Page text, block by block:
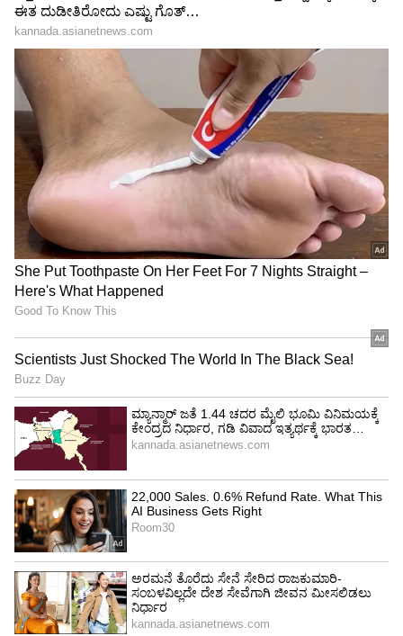
Haveri: ಶಿಗ್ಗಾವಿಯ ಟಾಕೀಸ್‌ನಲ್ಲಿ ಫೈರಿಂಗ್ ಪ್ರಕರಣ:
ಆರೋಪಿಯನ್ನು ಬಂಧಿಸದಿದ್ದರೆ ಬೀದಿಗಿಳಿದು ಹೋರಾಟ
ಈ ವೇಳೆ ಸಂಪುಟ ವಿಸ್ತರಣೆಗೆ ಗ್ರೀನ್ ಸಿಗ್ನಲ್ ತೆಗೆದುಕೊಂಡು
ಬರುವ ಸಾಧ್ಯತೆಗಳಿವೆ. ಮೇ 3 ರಂದು ಕೇಂದ್ರ ಗೃಹ ಸಚಿವ
ಅಮಿತ್ ಶಾ ಅವರು ರಾಜ್ಯಕ್ಕೆ ಭೇಟಿ ನೀಡಿದ ಸಂದರ್ಭದಲ್ಲಿ
ದೆಹಲಿಗೆ ತೆರಳಿ ಪ್ರಧಾನಿ ನರೇಂದ್ರ ಮೋದಿ ಹಾಗೂ ಪಕ್ಷದ
ರಾಷ್ಟ್ರೀಯ ಅಧ್ಯಕ್ಷ ಜೆ.ಪಿ. ನಡ್ಡಾ ಅವರೊಂದಿಗೆ ಚರ್ಚಿಸಿ ಸಚಿವ
ಸಂಪುಟ ಪುನಾರಚನೆ ಕುರಿತು ಮಾಹಿತಿ ನೀಡುವುದಾಗಿ
ಮುಖ್ಯಮಂತ್ರಿ ಅವರಿಗೆ ತಿಳಿಸಿದ್ದರು ಎಂಬ ಮಾತುಗಳು ಕೇಳಿ
ಬಂದಿದ್ದವು. ಇದರ ನಡುವೆಯೇ ಮಾಜಿ ಮುಖ್ಯಮಂತ್ರಿ
ಬಿ.ಎಸ್.ಯಡಿಯೂರಪ್ಪ ಅವರು ಮೂರ್ನಾಲ್ಕು ದಿನಗಳಲ್ಲಿ
LATEST VIDEOS
"ರಾಜಕೀಯ ಬೇಡ, ಸಿನಿಮಾನೇ ಪ್ರಾಣ":
ಕನಕೋತ್ಸವದಲ್ಲಿ ರಿಷಬ್ ಶೆಟ್ಟಿ | Rishab
Shetty speech | Suvarna News
ಶೇ.50 ರಿಂದ ಶೇ.18 ಕ್ಕೆ TAX ಇಳಿಕೆ: ಮೋದಿ-
ಟ್ರಂಪ್ ಐತಿಹಾಸಿಕ ಒಪ್ಪಂದ | India US
Trade Deal | Party Rounds